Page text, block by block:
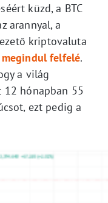
küzd, a BTC
arannyal, a
kriptovaluta
megindul felfelé.
a világ
12 hónapban 55
ezt pedig a